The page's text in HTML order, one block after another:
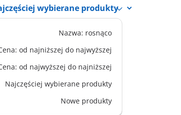
Nazwa: rosnąco
od najniższej do najwyższej
od najwyższej do najniższej
Najczęściej wybierane produkty
Nowe produkty
- Trzech Wojowników
zł
Dodaj do koszyka